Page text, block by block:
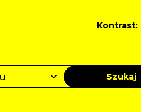
Kontrast:
Szukaj